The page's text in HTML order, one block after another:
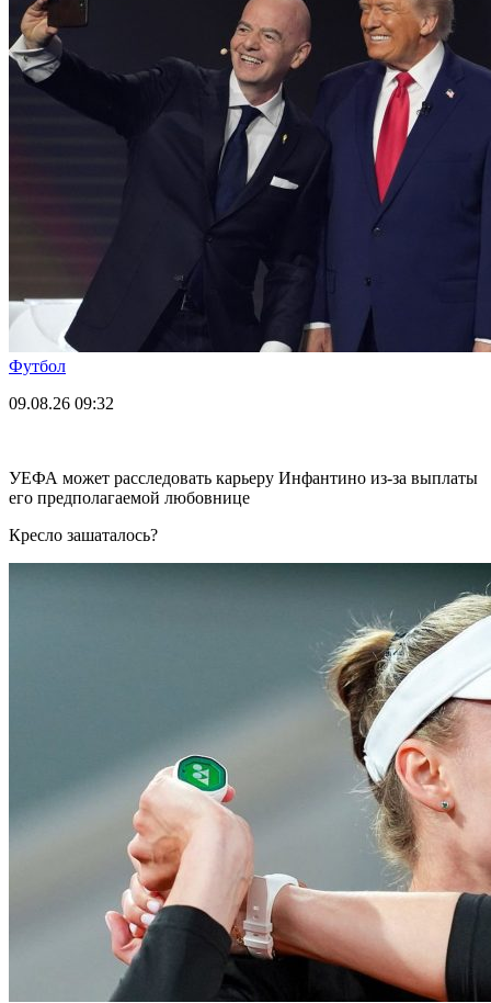
Футбол
09.08.26 09:32
УЕФА может расследовать карьеру Инфантино из-за выплаты
его предполагаемой любовнице
Кресло зашаталось?